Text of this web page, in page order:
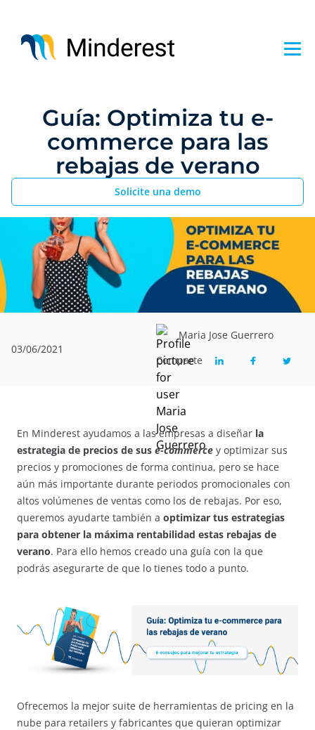
contenido
principal
Guía: Optimiza tu e-
commerce para las
rebajas de verano
Solicite una demo
03/06/2021
Maria Jose Guerrero
Comparte
En Minderest ayudamos a las empresas a diseñar la
estrategia de precios de sus e-commerce y optimizar sus
precios y promociones de forma continua, pero se hace
aún más importante durante periodos promocionales con
altos volúmenes de ventas como los de rebajas. Por eso,
queremos ayudarte también a optimizar tus estrategias
para obtener la máxima rentabilidad estas rebajas de
verano. Para ello hemos creado una guía con la que
podrás asegurarte de que lo tienes todo a punto.
Ofrecemos la mejor suite de herramientas de pricing en la
nube para retailers y fabricantes que quieran optimizar